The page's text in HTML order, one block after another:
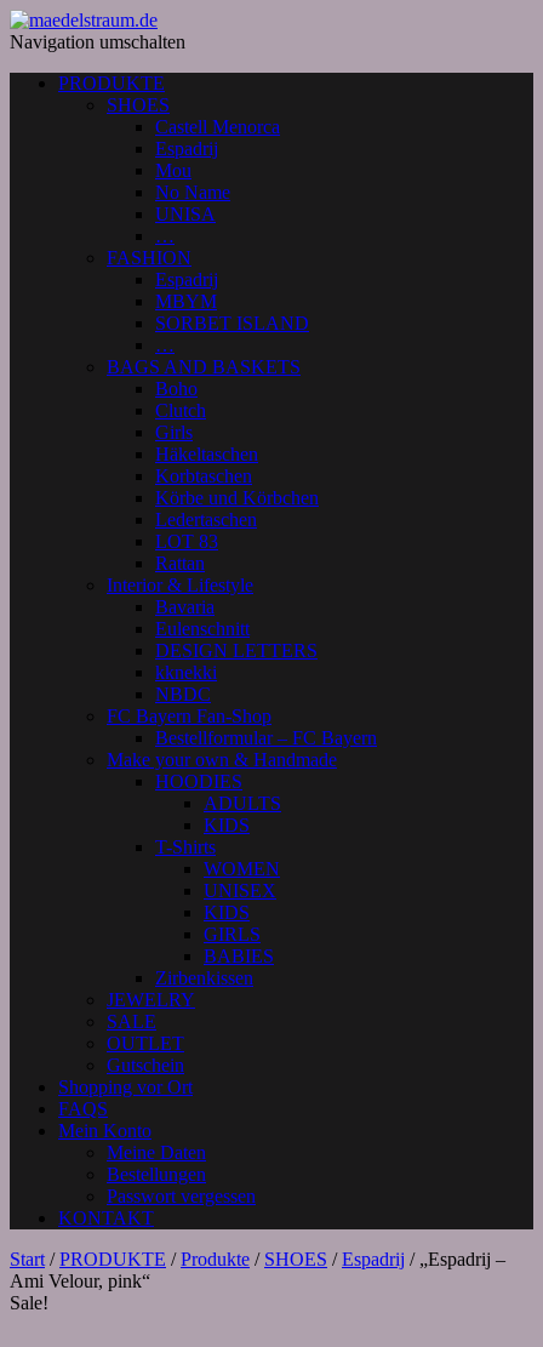
Navigation umschalten
PRODUKTE
SHOES
Castell Menorca
Espadrij
Mou
No Name
UNISA
…
FASHION
Espadrij
MBYM
SORBET ISLAND
…
BAGS AND BASKETS
Boho
Clutch
Girls
Häkeltaschen
Korbtaschen
Körbe und Körbchen
Ledertaschen
LOT 83
Rattan
Interior & Lifestyle
Bavaria
Eulenschnitt
DESIGN LETTERS
kknekki
NBDC
FC Bayern Fan-Shop
Bestellformular – FC Bayern
Make your own & Handmade
HOODIES
ADULTS
KIDS
T-Shirts
WOMEN
UNISEX
KIDS
GIRLS
BABIES
Zirbenkissen
JEWELRY
SALE
OUTLET
Gutschein
Shopping vor Ort
FAQS
Mein Konto
Meine Daten
Bestellungen
Passwort vergessen
KONTAKT
Start /PRODUKTE /Produkte / SHOES /Espadrij / „Espadrij –
Ami Velour, pink“
Sale!